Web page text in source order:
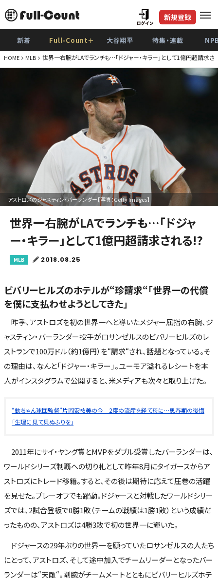
新規登録
新着 Full-Count＋ 大谷翔平 特集・連載
HOME MLB 世界一右腕がLAでランチも…「ドジャー・キラー」として1億円超請求さ
アストロズのジャスティン・バーランダー【写真：Getty Images】
世界一右腕がLAでランチも…「ドジャ
ー・キラー」として1億円超請求される!?
MLB 2018.08.25
ビバリーヒルズのホテルが“珍請求“「世界一の代償
を僕に支払わせようとしてきた」
昨季、アストロズを初の世界一へと導いたメジャー屈指の右腕、ジ
ャスティン・バーランダー投手がロサンゼルスのビバリーヒルズのレ
ストランで100万ドル（約1億円）を“請求“され、話題となっている。そ
の理由は、なんと「ドジャー・キラー」。ユーモア溢れるレシートを本
人がインスタグラムで公開すると、米メディアも次々と取り上げた。
“欽ちゃん球団監督”片岡安祐美の今 2度の流産を経て母に…思春期の後悔
「生理に見て見ぬふりを」
2011年にサイ・ヤング賞とMVPをダブル受賞したバーランダーは、
ワールドシリーズ制覇への切り札として昨年8月にタイガースからア
ストロズにトレード移籍。すると、その後は期待に応えて圧巻の活躍
を見せた。プレーオフでも躍動。ドジャースと対戦したワールドシリー
ズでは、2試合登板で0勝1敗（チームの戦績は1勝1敗）という成績だ
ったものの、アストロズは4勝3敗で初の世界一に輝いた。
ドジャースの29年ぶりの世界一を願っていたロサンゼルスの人たち
にとって、アストロズ、そして途中加入でチームリーダーとなったバー
ランダーは“天敵“。剛腕がチームメートとともにビバリーヒルズホテ